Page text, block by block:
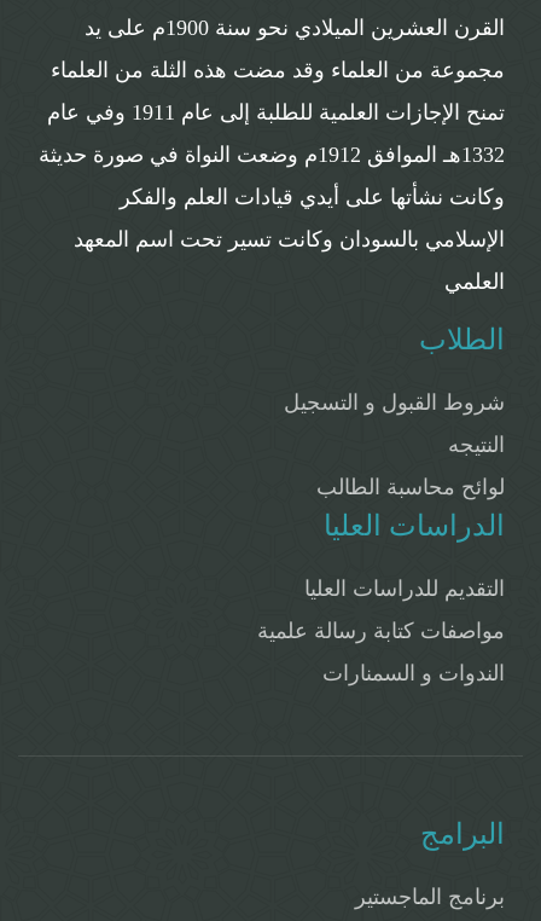
القرن العشرين الميلادي نحو سنة 1900م على يد
مجموعة من العلماء وقد مضت هذه الثلة من العلماء
تمنح الإجازات العلمية للطلبة إلى عام 1911 وفي عام
1332هـ الموافق 1912م وضعت النواة في صورة حديثة
وكانت نشأتها على أيدي قيادات العلم والفكر
الإسلامي بالسودان وكانت تسير تحت اسم المعهد
العلمي
الطلاب
شروط القبول و التسجيل
النتيجه
لوائح محاسبة الطالب
الدراسات العليا
التقديم للدراسات العليا
مواصفات كتابة رسالة علمية
الندوات و السمنارات
البرامج
برنامج الماجستير